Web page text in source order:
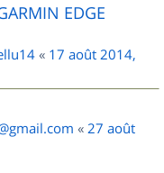
EDGE
« 17 août 2014,
« 27 août